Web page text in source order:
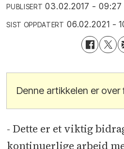
PUBLISERT 03.02.2017 - 09:27
SIST OPPDATERT 06.02.2021 -
Denne artikkelen er over
- Dette er et viktig
kontinuerlige arbeid